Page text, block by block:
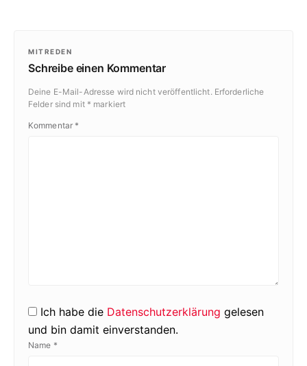
MITREDEN
Schreibe einen Kommentar
Deine E-Mail-Adresse wird nicht veröffentlicht. Erforderliche
Felder sind mit * markiert
Kommentar *
Ich habe die Datenschutzerklärung gelesen
und bin damit einverstanden.
Name *